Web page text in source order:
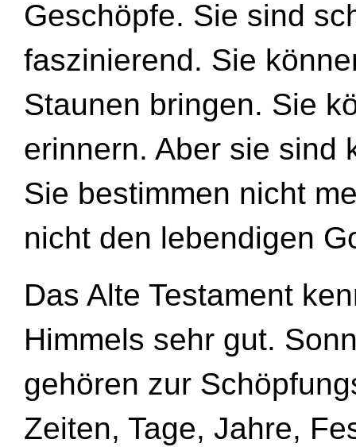
Geschöpfe. Sie sind
faszinierend. Sie
Staunen bringen. Sie
erinnern. Aber sie sind
Sie bestimmen nicht
nicht den lebendigen
Das Alte Testament
Himmels sehr gut.
gehören zur
Zeiten, Tage, Jahre,